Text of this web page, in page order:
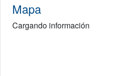
Mapa
Cargando información